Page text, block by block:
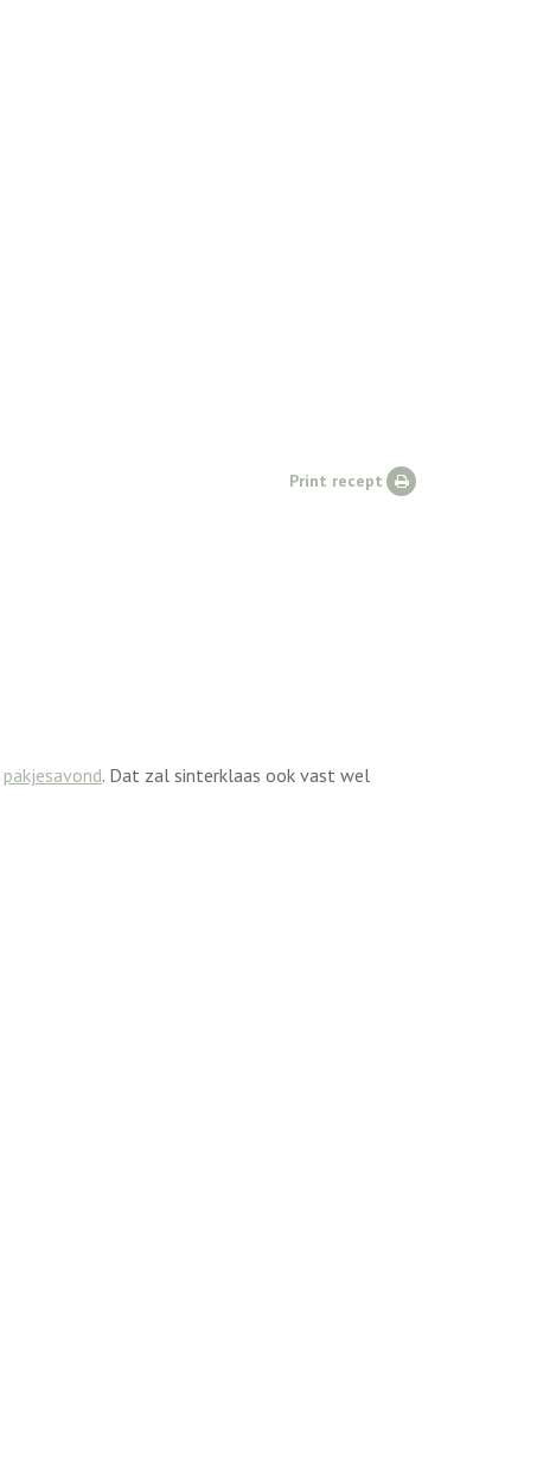
Print recept
pakjesavond. Dat zal sinterklaas ook vast wel